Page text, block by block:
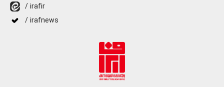
/ irafir
/ irafnews